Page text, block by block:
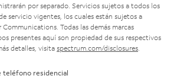
por separado. Servicios sujetos a todos los
servicio vigentes, los cuales están sujetos a
Todas las demás marcas
presentes aquí son propiedad de sus respectivos
detalles, visita spectrum.com/disclosures
teléfono residencial